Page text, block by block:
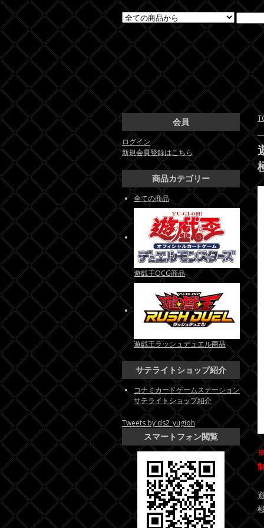
※
会員
ログイン
新規会員登録はこちら
商品カテゴリー
全ての商品
遊戯王OCG商品
遊戯王ラッシュデュエル商品
サテライトショップ紹介
コナミカードゲームステーション
サテライトショップ紹介
Tweets by ds2_yugioh
スマートフォン閲覧